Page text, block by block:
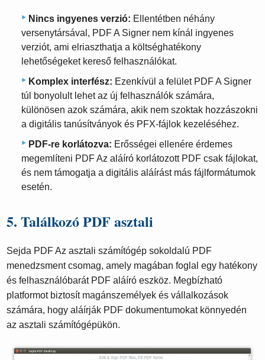
Nincs ingyenes verzió: Ellentétben néhány
versenytársával, PDF A Signer nem kínál ingyenes
verziót, ami elriaszthatja a költséghatékony
lehetőségeket kereső felhasználókat.
Komplex interfész: Ezenkívül a felület PDF A Signer
túl bonyolult lehet az új felhasználók számára,
különösen azok számára, akik nem szoktak hozzászokni
a digitális tanúsítványok és PFX-fájlok kezeléséhez.
PDF-re korlátozva: Erősségei ellenére érdemes
megemlíteni PDF Az aláíró korlátozott PDF csak fájlokat,
és nem támogatja a digitális aláírást más fájlformátumok
esetén.
5. Találkozó PDF asztali
Sejda PDF Az asztali számítógép sokoldalú PDF
menedzsment csomag, amely magában foglal egy hatékony
és felhasználóbarát PDF aláíró eszköz. Megbízható
platformot biztosít magánszemélyek és vállalkozások
számára, hogy aláírják PDF dokumentumokat könnyedén
az asztali számítógépükön.